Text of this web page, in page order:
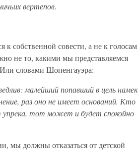
вертепов.
собственной совести, а не к голосам
не то, какими мы представляемся
словами Шопенгауэра:
малейший попавший в цель намек
раз оно не имеет оснований. Кто
упрека, тот может и будет спокойно
мы должны отказаться от детской